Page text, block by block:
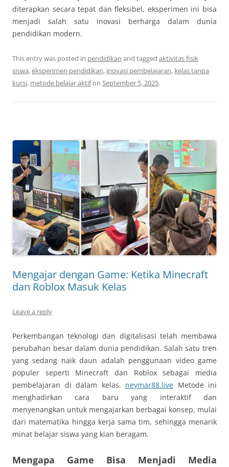
diterapkan secara tepat dan fleksibel, eksperimen ini bisa
menjadi salah satu inovasi berharga dalam dunia
pendidikan modern.
This entry was posted in pendidikan and tagged aktivitas fisik
siswa,eksperimen pendidikan, inovasi pembelajaran, kelas tanpa
kursi, metode belajar aktifon September 5, 2025.
Mengajar dengan Game: Ketika Minecraft
dan Roblox Masuk Kelas
Leave a reply
Perkembangan teknologi dan digitalisasi telah membawa
perubahan besar dalam dunia pendidikan. Salah satu tren
yang sedang naik daun adalah penggunaan video game
populer seperti Minecraft dan Roblox sebagai media
pembelajaran di dalam kelas. neymar88.live Metode ini
menghadirkan cara baru yang interaktif dan
menyenangkan untuk mengajarkan berbagai konsep, mulai
dari matematika hingga kerja sama tim, sehingga menarik
minat belajar siswa yang kian beragam.
Mengapa Game Bisa Menjadi Media